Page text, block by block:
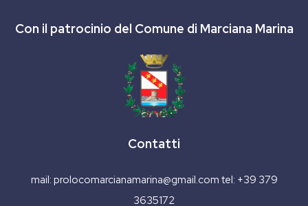
Con il patrocinio del Comune di Marciana Marina
Contatti
mail: prolocomarcianamarina@gmail.com tel: +39 379
3635172